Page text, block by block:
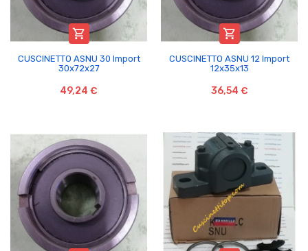

CUSCINETTO ASNU 30 Import
30x72x27
49,24 €

CUSCINETTO ASNU 12 Import
12x35x13
36,54 €